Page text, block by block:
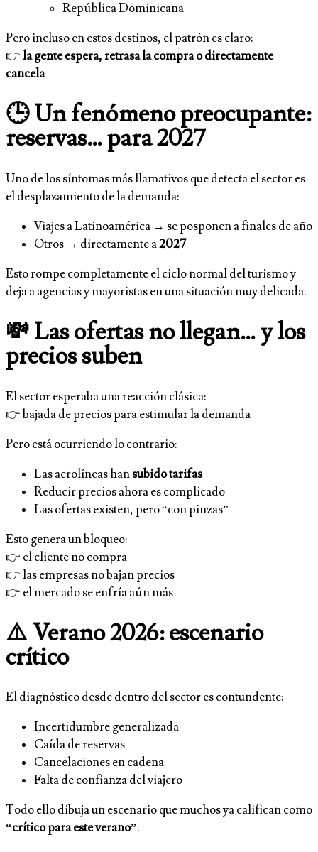
República Dominicana
Pero incluso en estos destinos, el patrón es claro:
👉 la gente espera, retrasa la compra o directamente
cancela
🕒 Un fenómeno preocupante:
reservas… para 2027
Uno de los síntomas más llamativos que detecta el sector es
el desplazamiento de la demanda:
Viajes a Latinoamérica → se posponen a finales de año
Otros → directamente a2027
Esto rompe completamente el ciclo normal del turismo y
deja a agencias y mayoristas en una situación muy delicada.
💸 Las ofertas no llegan… y los
precios suben
El sector esperaba una reacción clásica:
👉 bajada de precios para estimular la demanda
Pero está ocurriendo lo contrario:
Las aerolíneas hansubido tarifas
Reducir precios ahora es complicado
Las ofertas existen, pero “con pinzas”
Esto genera un bloqueo:
👉 el cliente no compra
👉 las empresas no bajan precios
👉 el mercado se enfría aún más
⚠️ Verano 2026: escenario
crítico
El diagnóstico desde dentro del sector es contundente:
Incertidumbre generalizada
Caída de reservas
Cancelaciones en cadena
Falta de confianza del viajero
Todo ello dibuja un escenario que muchos ya califican como
“crítico para este verano”.